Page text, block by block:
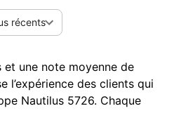
Dialicious
récents
et une note moyenne de
l’expérience des clients qui
Nautilus 5726. Chaque
pour comprendre ce